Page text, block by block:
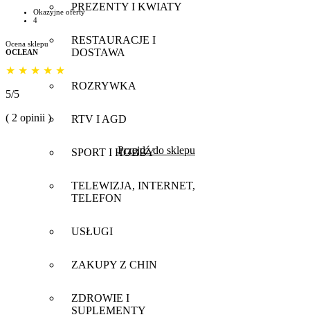
PREZENTY I KWIATY
RESTAURACJE I
DOSTAWA
ROZRYWKA
RTV I AGD
SPORT I HOBBY
TELEWIZJA, INTERNET,
TELEFON
USŁUGI
ZAKUPY Z CHIN
ZDROWIE I
SUPLEMENTY
Okazyjne oferty
4
Ocena sklepu
OCLEAN
★ ★ ★ ★ ★
5/5
( 2 opinii )
Przejdź do sklepu